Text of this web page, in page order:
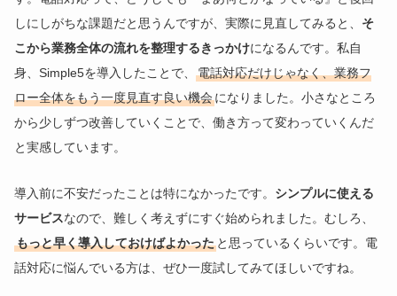
しにしがちな課題だと思うんですが、実際に見直してみると、 そ
こから業務全体の流れを整理するきっかけになるんです。私自
身、Simple5を導入したことで、電話対応だけじゃなく、業務フ
ロー全体をもう一度見直す良い機会になりました。小さなところ
から少しずつ改善していくことで、働き方って変わっていくんだ
と実感しています。
導入前に不安だったことは特になかったです。 シンプルに使える
サービスなので、難しく考えずにすぐ始められました。むしろ、
もっと早く導入しておけばよかった と思っているくらいです。電
話対応に悩んでいる方は、ぜひ一度試してみてほしいですね。